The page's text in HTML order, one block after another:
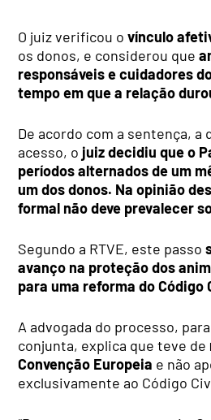
O juiz verificou ovínculo
os donos, e considerou que
responsáveis e cuidadores
tempo em que a relação
De acordo com a sentença, a
acesso, o juiz decidiu que o
períodos alternados de um
um dos donos. Na opinião
formal não deve prevalecer
Segundo a RTVE, este passo
avanço na proteção dos
para uma reforma do Código
A advogada do processo,
conjunta, explica que teve de
Convenção Europeia e não
exclusivamente ao Código